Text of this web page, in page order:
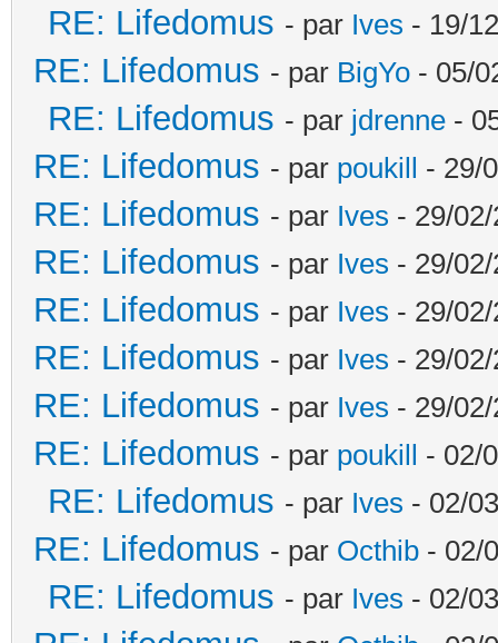
RE: Lifedomus - par Ives - 19/
RE: Lifedomus - par BigYo - 05/
RE: Lifedomus - par jdrenne -
RE: Lifedomus - par poukill - 29/
RE: Lifedomus - par Ives - 29/
RE: Lifedomus - par Ives - 29/
RE: Lifedomus - par Ives - 29/
RE: Lifedomus - par Ives - 29/
RE: Lifedomus - par Ives - 29/
RE: Lifedomus - par poukill - 02/
RE: Lifedomus - par Ives - 02/
RE: Lifedomus - par Octhib - 02/
RE: Lifedomus - par Ives - 02/